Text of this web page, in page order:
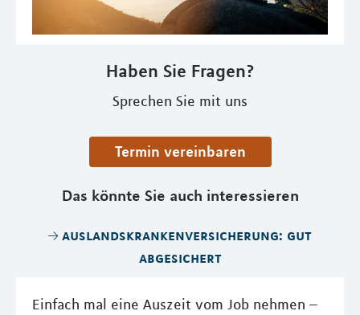
Haben Sie Fragen?
Sprechen Sie mit uns
Termin vereinbaren
Das könnte Sie auch interessieren
auslandskrankenversicherung: gut
abgesichert
Einfach mal eine Auszeit vom Job nehmen –